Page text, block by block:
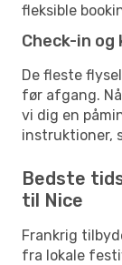
fleksible
Check-in
De fleste
før afgang.
vi dig en
instruktioner,
Bedste
til Nice
Frankrig
fra lokale